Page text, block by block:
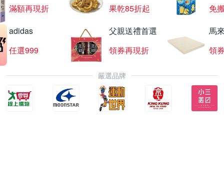
滿額再現折
果乾85折起
免
adidas
任選999
父親送禮首選
領券再現折
馬
領
嚴選品牌